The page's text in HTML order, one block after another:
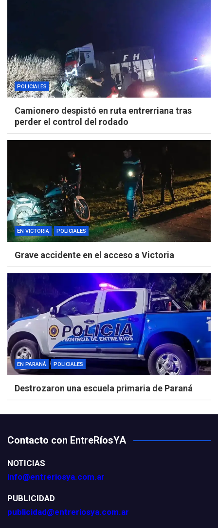
POLICIALES
Camionero despistó en ruta entrerriana tras
perder el control del rodado
EN VICTORIA POLICIALES
Grave accidente en el acceso a Victoria
EN PARANÁ POLICIALES
Destrozaron una escuela primaria de Paraná
Contacto con EntreRíosYA
NOTICIAS
info@entreriosya.com.ar
PUBLICIDAD
publicidad@entreriosya.com.ar